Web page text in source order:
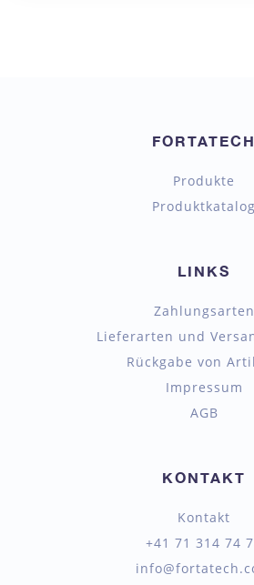
FORTATECH
Produkte
Produktkatalog
LINKS
Zahlungsarten
Lieferarten und
Rückgabe von
Impressum
AGB
KONTAKT
Kontakt
+41 71 314 74